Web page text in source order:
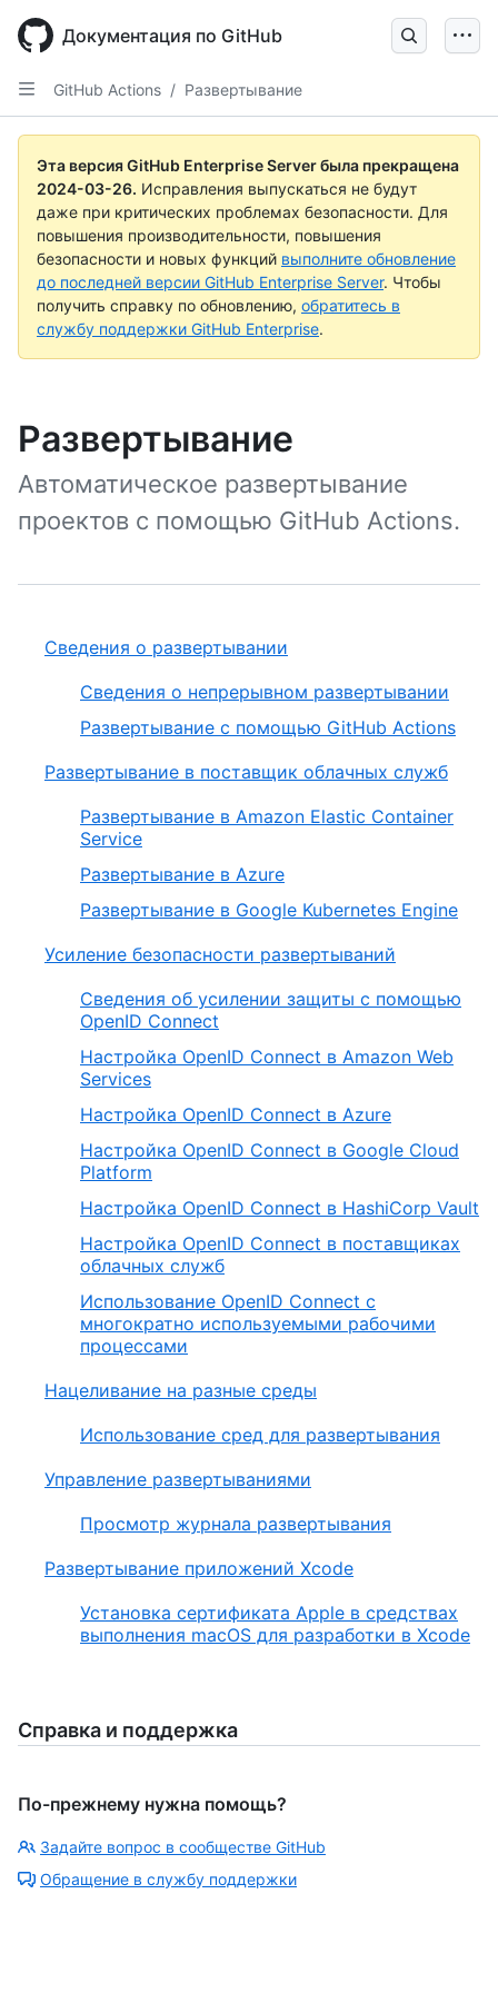
main
content
Документация по GitHub
GitHub Actions / Развертывание
Эта версия GitHub Enterprise Server была прекращена
2024-03-26. Исправления выпускаться не будут
даже при критических проблемах безопасности. Для
повышения производительности, повышения
безопасности и новых функций выполните обновление
до последней версии GitHub Enterprise Server. Чтобы
получить справку по обновлению, обратитесь в
службу поддержки GitHub Enterprise.
Развертывание
Автоматическое развертывание
проектов с помощью GitHub Actions.
Сведения о развертывании
Сведения о непрерывном развертывании
Развертывание с помощью GitHub Actions
Развертывание в поставщик облачных служб
Развертывание в Amazon Elastic Container
Service
Развертывание в Azure
Развертывание в Google Kubernetes Engine
Усиление безопасности развертываний
Сведения об усилении защиты с помощью
OpenID Connect
Настройка OpenID Connect в Amazon Web
Services
Настройка OpenID Connect в Azure
Настройка OpenID Connect в Google Cloud
Platform
Настройка OpenID Connect в HashiCorp Vault
Настройка OpenID Connect в поставщиках
облачных служб
Использование OpenID Connect с
многократно используемыми рабочими
процессами
Нацеливание на разные среды
Использование сред для развертывания
Управление развертываниями
Просмотр журнала развертывания
Развертывание приложений Xcode
Установка сертификата Apple в средствах
выполнения macOS для разработки в Xcode
Справка и поддержка
По-прежнему нужна помощь?
Задайте вопрос в сообществе GitHub
Обращение в службу поддержки